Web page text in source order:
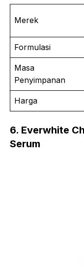
Merek
Formulasi
Masa
Penyimpanan
Harga
6. Everwhite
Serum